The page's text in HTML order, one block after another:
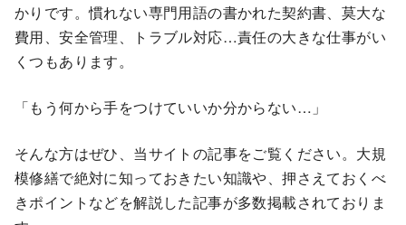
かりです。慣れない専門用語の書かれた契約書、莫大な
費用、安全管理、トラブル対応…責任の大きな仕事がい
くつもあります。
「もう何から手をつけていいか分からない…」
そんな方はぜひ、当サイトの記事をご覧ください。大規
模修繕で絶対に知っておきたい知識や、押さえておくべ
きポイントなどを解説した記事が多数掲載されておりま